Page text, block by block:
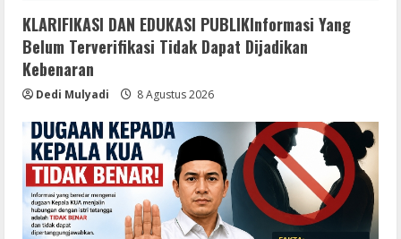
KLARIFIKASI DAN EDUKASI PUBLIKInformasi Yang
Belum Terverifikasi Tidak Dapat Dijadikan
Kebenaran
Dedi Mulyadi 8 Agustus 2026